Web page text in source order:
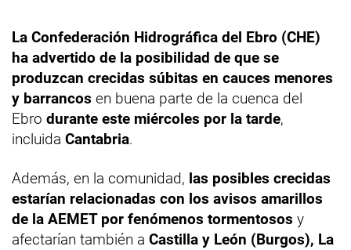
La Confederación Hidrográfica del Ebro (CHE)
ha advertido de la posibilidad de que se
produzcan crecidas súbitas en cauces menores
y barrancos en buena parte de la cuenca del
Ebro durante este miércoles por la tarde,
incluida Cantabria.
Además, en la comunidad, las posibles crecidas
estarían relacionadas con los avisos amarillos
de la AEMET por fenómenos tormentosos y
afectarían también a Castilla y León (Burgos), La